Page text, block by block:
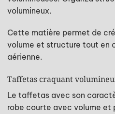
volumineux.
Cette matière permet de
volume et structure tout en
aérienne.
Taffetas craquant
Le taffetas avec son
robe courte avec volume et